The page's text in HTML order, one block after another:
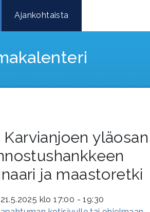
Ajankohtaista
ja maastoretki
klo 17:00 - 19:30